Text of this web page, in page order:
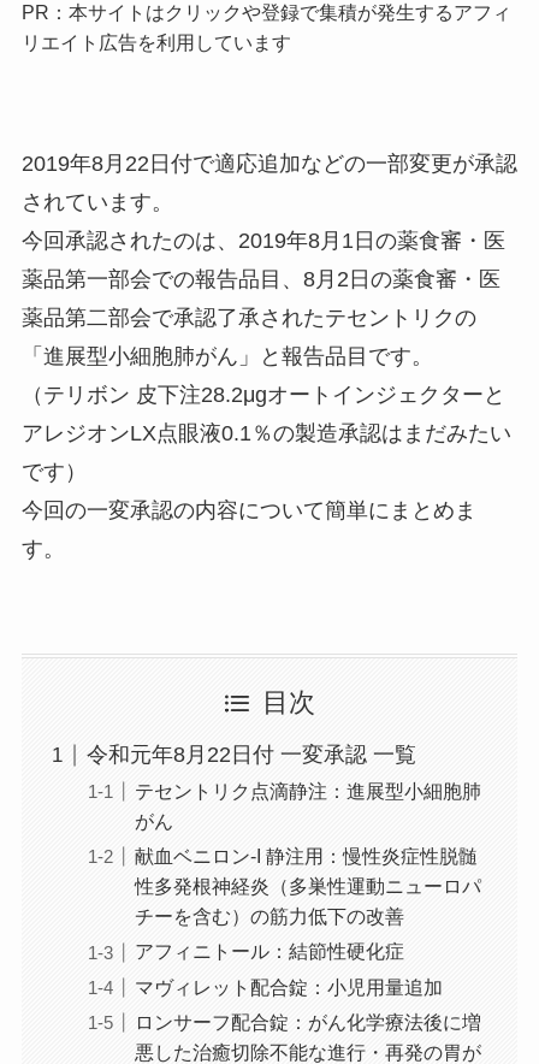
PR：本サイトはクリックや登録で集積が発生するアフィ
リエイト広告を利用しています
2019年8月22日付で適応追加などの一部変更が承認
されています。
今回承認されたのは、2019年8月1日の薬食審・医
薬品第一部会での報告品目、8月2日の薬食審・医
薬品第二部会で承認了承されたテセントリクの
「進展型小細胞肺がん」と報告品目です。
（テリボン 皮下注28.2μgオートインジェクターと
アレジオンLX点眼液0.1％の製造承認はまだみたい
です）
今回の一変承認の内容について簡単にまとめま
す。
目次
令和元年8月22日付 一変承認 一覧
テセントリク点滴静注：進展型小細胞肺
がん
献血ベニロン-I 静注用：慢性炎症性脱髄
性多発根神経炎（多巣性運動ニューロパ
チーを含む）の筋力低下の改善
アフィニトール：結節性硬化症
マヴィレット配合錠：小児用量追加
ロンサーフ配合錠：がん化学療法後に増
悪した治癒切除不能な進行・再発の胃が